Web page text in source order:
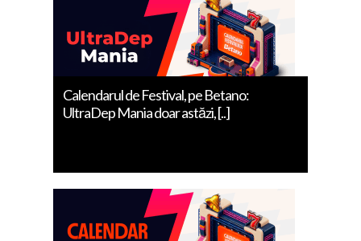
Calendarul de Festival, pe Betano:
UltraDep Mania doar astăzi, [..]